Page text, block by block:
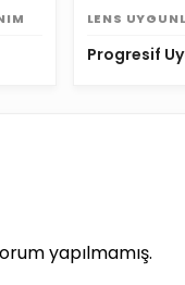
LENS
Progresif
yapılmamış.